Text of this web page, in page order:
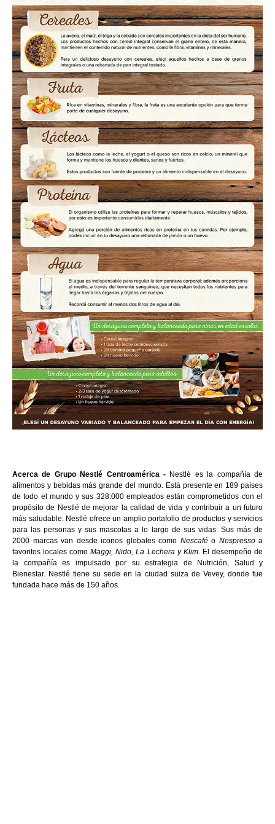
Acerca de Grupo Nestlé Centroamérica - Nestlé es la compañía de
alimentos y bebidas más grande del mundo. Está presente en 189 países
de todo el mundo y sus 328.000 empleados están comprometidos con el
propósito de Nestlé de mejorar la calidad de vida y contribuir a un futuro
más saludable. Nestlé ofrece un amplio portafolio de productos y servicios
para las personas y sus mascotas a lo largo de sus vidas. Sus más de
2000 marcas van desde iconos globales como Nescafé o Nespresso a
favoritos locales como Maggi, Nido, La Lechera y Klim. El desempeño de
la compañía es impulsado por su estrategia de Nutrición, Salud y
Bienestar. Nestlé tiene su sede en la ciudad suiza de Vevey, donde fue
fundada hace más de 150 años.